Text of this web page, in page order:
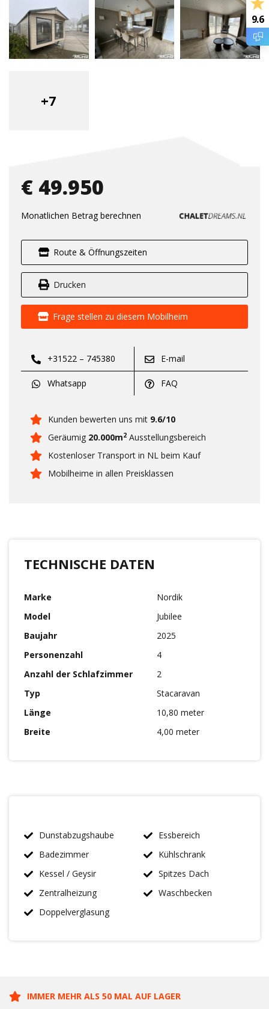
+7
€ 49.950
Monatlichen Betrag berechnen
Route & Öffnungszeiten
Drucken
Frage stellen zu diesem Mobilheim
+31522 – 745380 E-mail
Whatsapp FAQ
Kunden bewerten uns mit 9.6/10
Geräumig 20.000m2 Ausstellungsbereich
Kostenloser Transport in NL beim Kauf
Mobilheime in allen Preisklassen
TECHNISCHE DATEN
Marke
Nordik
Model
Jubilee
Baujahr
2025
Personenzahl
4
Anzahl der Schlafzimmer
2
Typ
Stacaravan
Länge
10,80 meter
Breite
4,00 meter
Dunstabzugshaube
Badezimmer
Kessel / Geysir
Zentralheizung
Doppelverglasung
Essbereich
Kühlschrank
Spitzes Dach
Waschbecken
IMMER MEHR ALS 50 MAL AUF LAGER
9.6